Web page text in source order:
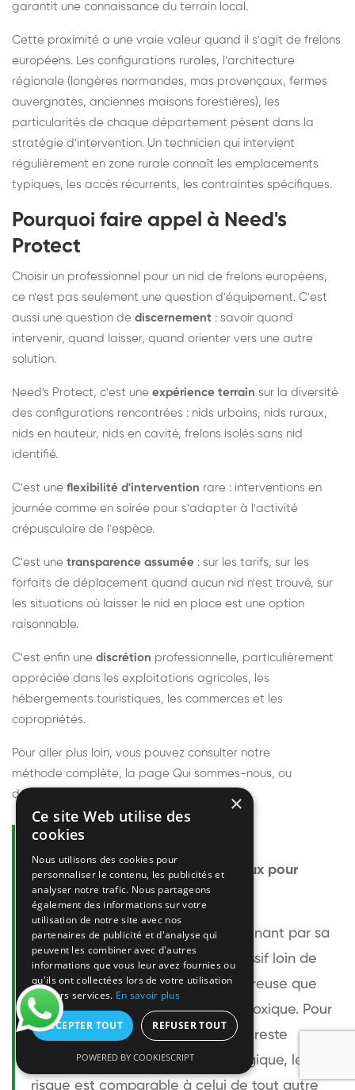
garantit une connaissance du terrain local.
Cette proximité a une vraie valeur quand il s'agit de frelons
européens. Les configurations rurales, l'architecture
régionale (longères normandes, mas provençaux, fermes
auvergnates, anciennes maisons forestières), les
particularités de chaque département pèsent dans la
stratégie d'intervention. Un technicien qui intervient
régulièrement en zone rurale connaît les emplacements
typiques, les accès récurrents, les contraintes spécifiques.
Pourquoi faire appel à Need's
Protect
Choisir un professionnel pour un nid de frelons européens,
ce n'est pas seulement une question d'équipement. C'est
aussi une question de discernement : savoir quand
intervenir, quand laisser, quand orienter vers une autre
solution.
Need's Protect, c'est une expérience terrain sur la diversité
des configurations rencontrées : nids urbains, nids ruraux,
nids en hauteur, nids en cavité, frelons isolés sans nid
identifié.
C'est une flexibilité d'intervention rare : interventions en
journée comme en soirée pour s'adapter à l'activité
crépusculaire de l'espèce.
C'est une transparence assumée : sur les tarifs, sur les
forfaits de déplacement quand aucun nid n'est trouvé, sur
les situations où laisser le nid en place est une option
raisonnable.
C'est enfin une discrétion professionnelle, particulièrement
appréciée dans les exploitations agricoles, les
hébergements touristiques, les commerces et les
copropriétés.
Pour aller plus loin, vous pouvez consulter notre
méthode complète, la page Qui sommes-nous, ou
découvrir
Questions fréquentes
Le frelon européen est-il dangereux pour
l'homme ?
Le frelon européen est impressionnant par sa
taille mais relativement peu agressif loin de
son nid. Sa piqûre est plus douloureuse que
celle d'une guêpe sans être plus toxique. Pour
une personne non allergique, elle reste
bénigne. Pour une personne allergique, le
risque est comparable à celui de tout autre
×
Ce site Web utilise des
cookies
Nous utilisons des cookies pour
personnaliser le contenu, les publicités et
analyser notre trafic. Nous partageons
également des informations sur votre
utilisation de notre site avec nos
partenaires de publicité et d'analyse qui
peuvent les combiner avec d'autres
informations que vous leur avez fournies ou
qu'ils ont collectées lors de votre utilisation
de leurs services. En savoir plus
ACCEPTER TOUT REFUSER TOUT
POWERED BY COOKIESCRIPT